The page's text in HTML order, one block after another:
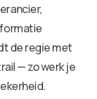
de regie met
— zo werk je